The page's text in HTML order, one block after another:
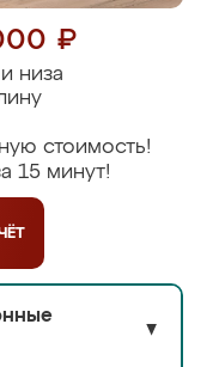
₽
низа
стоимость!
15 минут!
▼